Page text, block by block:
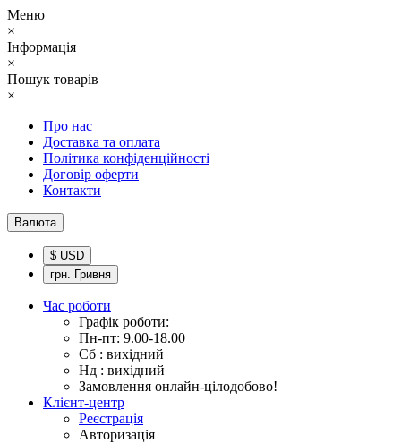
Меню
×
Інформація
×
Пошук товарів
×
Про нас
Доставка та оплата
Політика конфіденційності
Договір оферти
Контакти
Валюта
$ USD
грн. Гривня
Час роботи
Графік роботи:
Пн-пт: 9.00-18.00
Сб : вихідний
Нд : вихідний
Замовлення онлайн-цілодобово!
Клієнт-центр
Реєстрація
Авторизація